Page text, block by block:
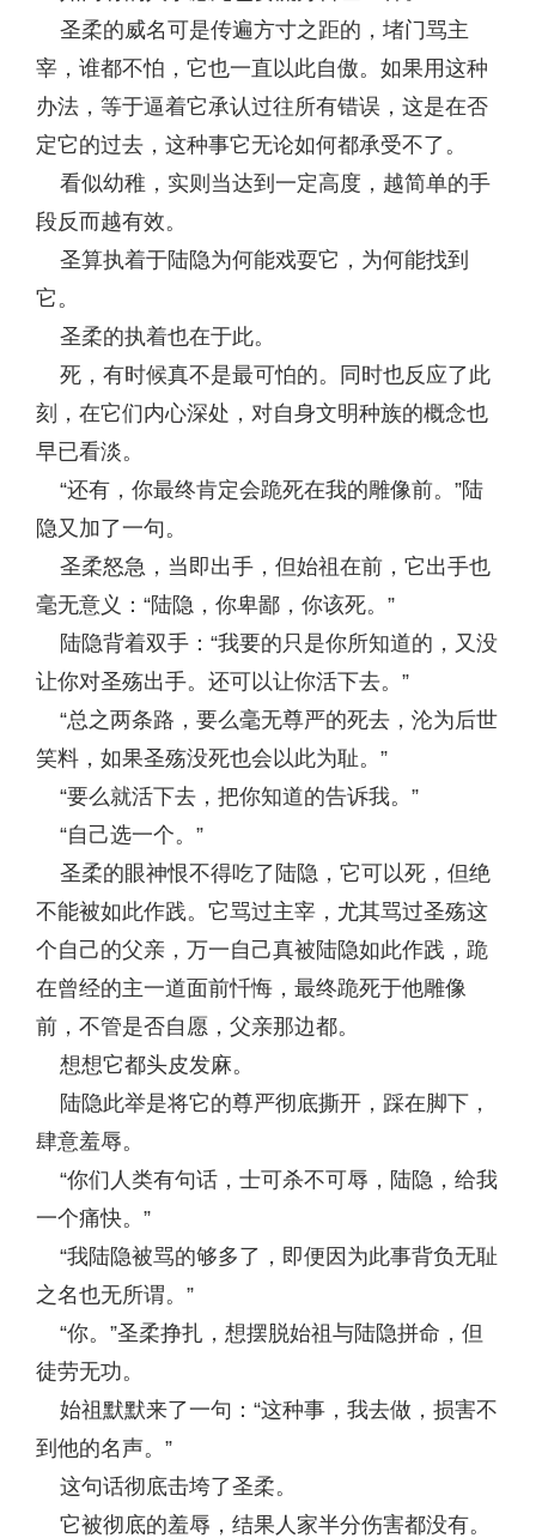
圣柔的威名可是传遍方寸之距的，堵门骂主
宰，谁都不怕，它也一直以此自傲。如果用这种
办法，等于逼着它承认过往所有错误，这是在否
定它的过去，这种事它无论如何都承受不了。
看似幼稚，实则当达到一定高度，越简单的手
段反而越有效。
圣算执着于陆隐为何能戏耍它，为何能找到
它。
圣柔的执着也在于此。
死，有时候真不是最可怕的。同时也反应了此
刻，在它们内心深处，对自身文明种族的概念也
早已看淡。
“还有，你最终肯定会跪死在我的雕像前。”陆
隐又加了一句。
圣柔怒急，当即出手，但始祖在前，它出手也
毫无意义：“陆隐，你卑鄙，你该死。”
陆隐背着双手：“我要的只是你所知道的，又没
让你对圣殇出手。还可以让你活下去。”
“总之两条路，要么毫无尊严的死去，沦为后世
笑料，如果圣殇没死也会以此为耻。”
“要么就活下去，把你知道的告诉我。”
“自己选一个。”
圣柔的眼神恨不得吃了陆隐，它可以死，但绝
不能被如此作践。它骂过主宰，尤其骂过圣殇这
个自己的父亲，万一自己真被陆隐如此作践，跪
在曾经的主一道面前忏悔，最终跪死于他雕像
前，不管是否自愿，父亲那边都。
想想它都头皮发麻。
陆隐此举是将它的尊严彻底撕开，踩在脚下，
肆意羞辱。
“你们人类有句话，士可杀不可辱，陆隐，给我
一个痛快。”
“我陆隐被骂的够多了，即便因为此事背负无耻
之名也无所谓。”
“你。”圣柔挣扎，想摆脱始祖与陆隐拼命，但
徒劳无功。
始祖默默来了一句：“这种事，我去做，损害不
到他的名声。”
这句话彻底击垮了圣柔。
它被彻底的羞辱，结果人家半分伤害都没有。